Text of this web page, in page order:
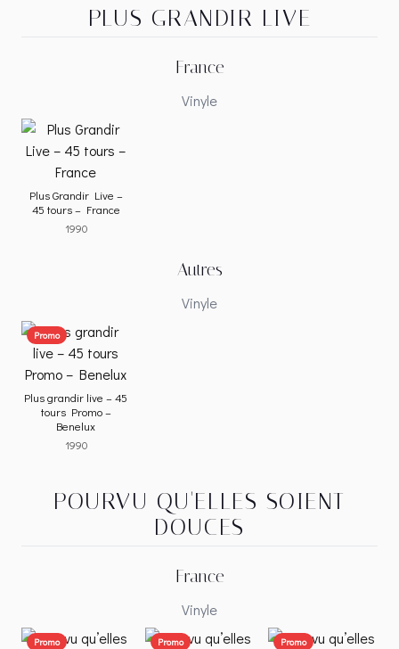
PLUS GRANDIR LIVE
France
Vinyle
Plus Grandir Live –
45 tours – France
1990
Autres
Vinyle
Promo
Plus grandir live – 45
tours Promo –
Benelux
1990
POURVU QU'ELLES SOIENT
DOUCES
France
Vinyle
Promo Promo Promo